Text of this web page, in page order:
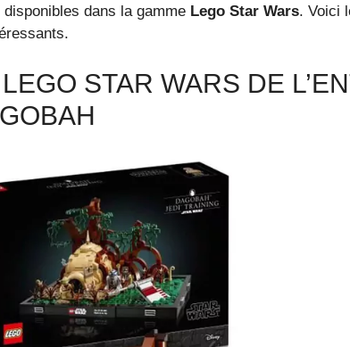
dans la gamme Lego Star Wars. Voici
STAR WARS DE